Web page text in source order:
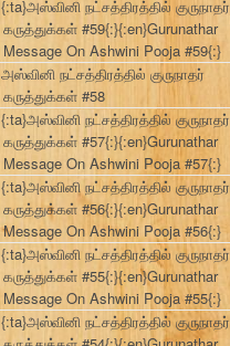
{:ta}அஸ்வினி நட்சத்திரத்தில் குருநாதர்
கருத்துக்கள் #59{:}{:en}Gurunathar
Message On Ashwini Pooja #59{:}
அஸ்வினி நட்சத்திரத்தில் குருநாதர்
கருத்துக்கள் #58
{:ta}அஸ்வினி நட்சத்திரத்தில் குருநாதர்
கருத்துக்கள் #57{:}{:en}Gurunathar
Message On Ashwini Pooja #57{:}
{:ta}அஸ்வினி நட்சத்திரத்தில் குருநாதர்
கருத்துக்கள் #56{:}{:en}Gurunathar
Message On Ashwini Pooja #56{:}
{:ta}அஸ்வினி நட்சத்திரத்தில் குருநாதர்
கருத்துக்கள் #55{:}{:en}Gurunathar
Message On Ashwini Pooja #55{:}
{:ta}அஸ்வினி நட்சத்திரத்தில் குருநாதர்